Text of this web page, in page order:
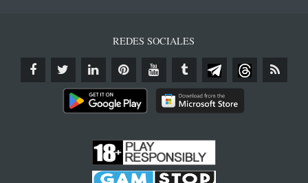
REDES SOCIALES